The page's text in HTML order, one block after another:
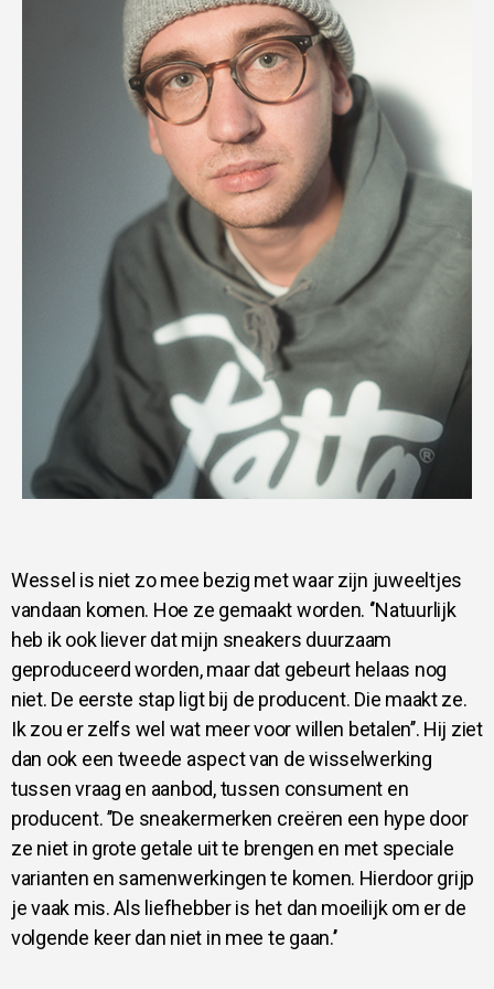
Wessel is niet zo mee bezig met waar zijn juweeltjes
vandaan komen. Hoe ze gemaakt worden. ‘’Natuurlijk
heb ik ook liever dat mijn sneakers duurzaam
geproduceerd worden, maar dat gebeurt helaas nog
niet. De eerste stap ligt bij de producent. Die maakt ze.
Ik zou er zelfs wel wat meer voor willen betalen’’. Hij ziet
dan ook een tweede aspect van de wisselwerking
tussen vraag en aanbod, tussen consument en
producent. ’’De sneakermerken creëren een hype door
ze niet in grote getale uit te brengen en met speciale
varianten en samenwerkingen te komen. Hierdoor grijp
je vaak mis. Als liefhebber is het dan moeilijk om er de
volgende keer dan niet in mee te gaan.’’